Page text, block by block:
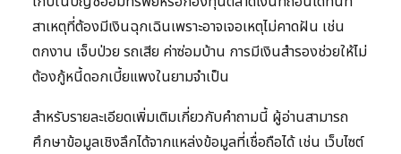
สาเหตุที่ต้องมีเงินฉุกเฉินเพราะอาจเจอเหตุไม่คาดฝัน เช่น
ตกงาน เจ็บป่วย รถเสีย ค่าซ่อมบ้าน การมีเงินสำรองช่วยให้ไม่
ต้องกู้หนี้ดอกเบี้ยแพงในยามจำเป็น
สำหรับรายละเอียดเพิ่มเติมเกี่ยวกับคำถามนี้ ผู้อ่านสามารถ
ศึกษาข้อมูลเชิงลึกได้จากแหล่งข้อมูลที่เชื่อถือได้ เช่น เว็บไซต์